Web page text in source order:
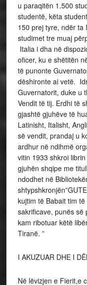
u paraqitën 1.500
studentë, këta
150 prej tyre, ndër
studimet tre muaj
Italia i dha në
oficer, ku e shëtitën
të punonte
dëshironte ai vetë.
Guvernatorit, duke u
Vendit të tij. Erdhi të
gjashtë gjuhëve të
Latinisht, Italisht,
së vendit, prandaj u
ardhur në ndihmë
vitin 1933 shkroi
gjuhën shqipe me
ndodhet në
kujtim të Babait tim
sakrificave, punës së
kam ribotuar këtë
Tiranë. ”
I AKUZUAR DHE I
Në lëvizjen e Fierit,e